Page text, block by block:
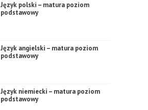
Język polski – matura poziom
podstawowy
Język angielski – matura poziom
podstawowy
Język niemiecki – matura poziom
podstawowy